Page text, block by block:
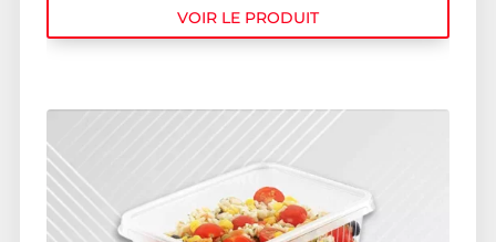
VOIR LE PRODUIT